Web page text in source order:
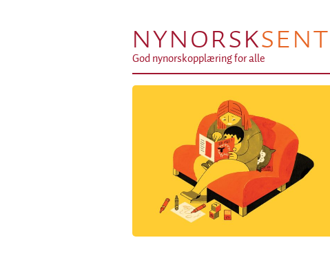
NYNORSK
God nynorskopplæring for alle